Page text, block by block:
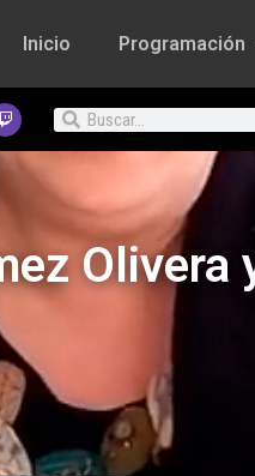
Inicio Programación
Olivera